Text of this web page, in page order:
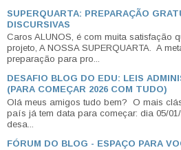
SUPERQUARTA: PREPARAÇÃO
DISCURSIVAS
Caros ALUNOS, é com muita satisfação
projeto, A NOSSA SUPERQUARTA. A
preparação para pro...
DESAFIO BLOG DO EDU: LEIS
(PARA COMEÇAR 2026 COM TUDO)
Olá meus amigos tudo bem? O mais
país já tem data para começar: dia 05/
desa...
FÓRUM DO BLOG - ESPAÇO PARA